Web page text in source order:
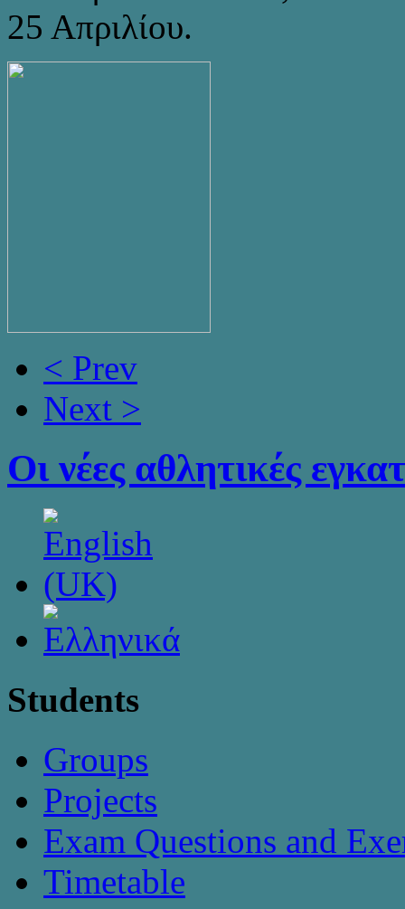
25 Απριλίου.
< Prev
Next >
Οι νέες αθλητικές
Students
Groups
Projects
Exam Questions and
Timetable